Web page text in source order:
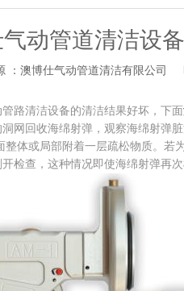
动管道清洁设
：澳博仕气动管道清洁有限公司
路清洁设备的清洁结果好坏，下面
网回收海绵射弹，观察海绵射弹
体或局部附着一层疏松物质。
检查，这种情况即使海绵射弹再